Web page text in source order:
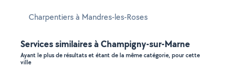
Charpentiers à Mandres-les-Roses
Services similaires à Champigny-sur-Marne
Ayant le plus de résultats et étant de la même catégorie, pour cette
ville